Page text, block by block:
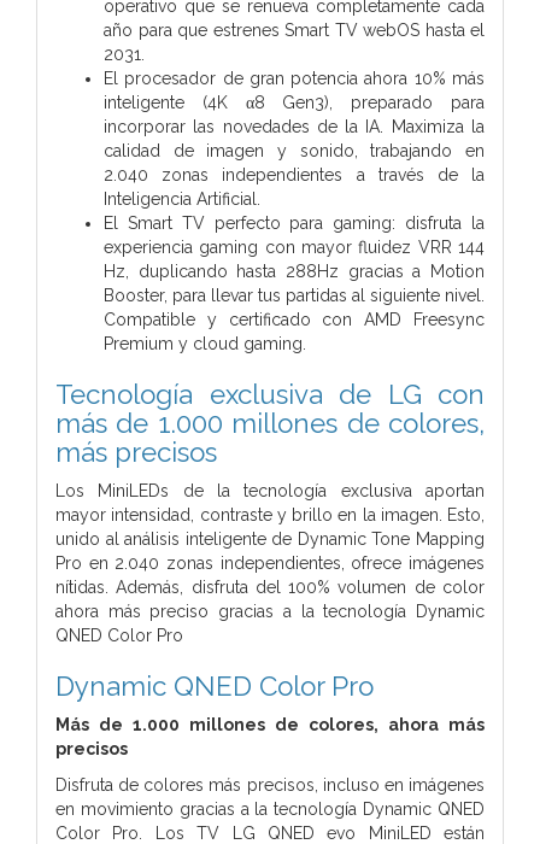
operativo que se renueva completamente cada
año para que estrenes Smart TV webOS hasta el
2031.
El procesador de gran potencia ahora 10% más
inteligente (4K α8 Gen3), preparado para
incorporar las novedades de la IA. Maximiza la
calidad de imagen y sonido, trabajando en
2.040 zonas independientes a través de la
Inteligencia Artificial.
El Smart TV perfecto para gaming: disfruta la
experiencia gaming con mayor fluidez VRR 144
Hz, duplicando hasta 288Hz gracias a Motion
Booster, para llevar tus partidas al siguiente nivel.
Compatible y certificado con AMD Freesync
Premium y cloud gaming.
Tecnología exclusiva de LG con
más de 1.000 millones de colores,
más precisos
Los MiniLEDs de la tecnología exclusiva aportan
mayor intensidad, contraste y brillo en la imagen. Esto,
unido al análisis inteligente de Dynamic Tone Mapping
Pro en 2.040 zonas independientes, ofrece imágenes
nítidas. Además, disfruta del 100% volumen de color
ahora más preciso gracias a la tecnología Dynamic
QNED Color Pro
Dynamic QNED Color Pro
Más de 1.000 millones de colores, ahora más
precisos
Disfruta de colores más precisos, incluso en imágenes
en movimiento gracias a la tecnología Dynamic QNED
Color Pro. Los TV LG QNED evo MiniLED están